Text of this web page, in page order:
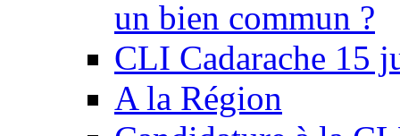
un bien commun ?
CLI Cadarache 15
A la Région